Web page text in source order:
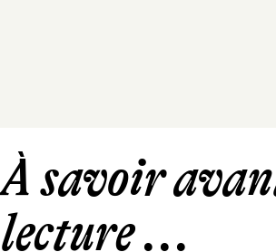
À savoir
lecture ...